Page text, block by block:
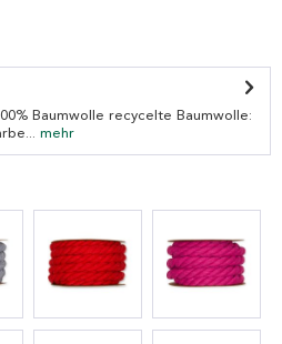
Baumwolle recycelte Baumwolle:
mehr